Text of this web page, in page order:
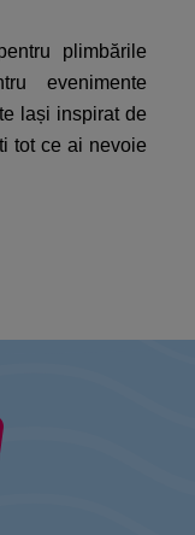
plimbările
evenimente
lași inspirat de
tot ce ai nevoie